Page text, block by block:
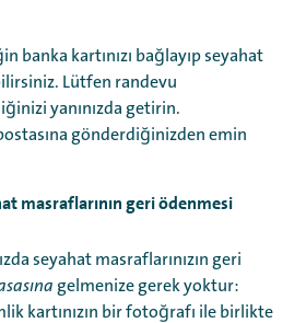
banka kartınızı bağlayıp seyahat
Lütfen randevu
yanınızda getirin.
gönderdiğinizden emin
masraflarının geri ödenmesi
seyahat masraflarınızın geri
gelmenize gerek yoktur:
kartınızın bir fotoğrafı ile birlikte